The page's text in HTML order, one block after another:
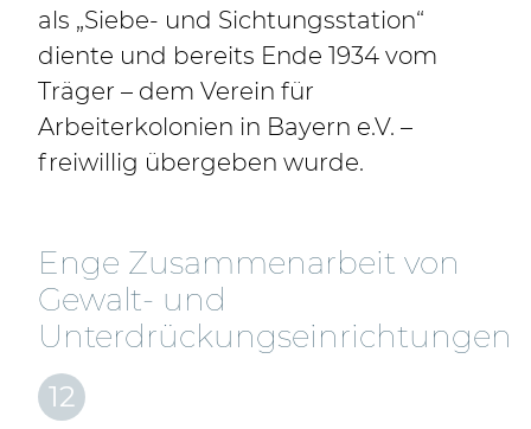
als „Siebe- und Sichtungsstation“
diente und bereits Ende 1934 vom
Träger – dem Verein für
Arbeiterkolonien in Bayern e.V. –
freiwillig übergeben wurde.
Enge Zusammenarbeit von
Gewalt- und
Unterdrückungseinrichtungen
12